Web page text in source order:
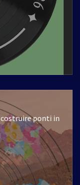
costruire ponti in